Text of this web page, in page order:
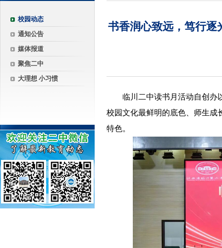
校园动态
通知公告
媒体报道
聚焦二中
大理想 小习惯
书香润心致远，笃行
临川二中读书月活动自创办
校园文化最鲜明的底色、师生成
特色。